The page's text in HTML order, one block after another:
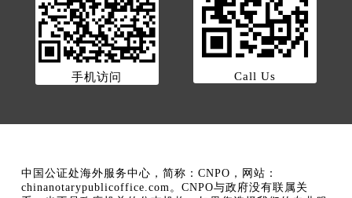
手机访问 Call Us
中国公证处海外服务中心，简称：CNPO，网站：
chinanotarypublicoffice.com。CNPO与政府没有联属关